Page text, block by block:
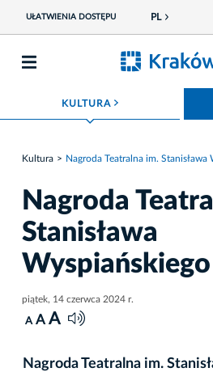
UŁATWIENIA DOSTĘPU PL
KULTURA ROZWIŃ MENU
Kultura Nagroda Teatralna im. Stanisława
Nagroda
Stanisława
Wyspiańskiego
piątek, 14 czerwca 2024 r.
A A A
Nagroda Teatralna im.